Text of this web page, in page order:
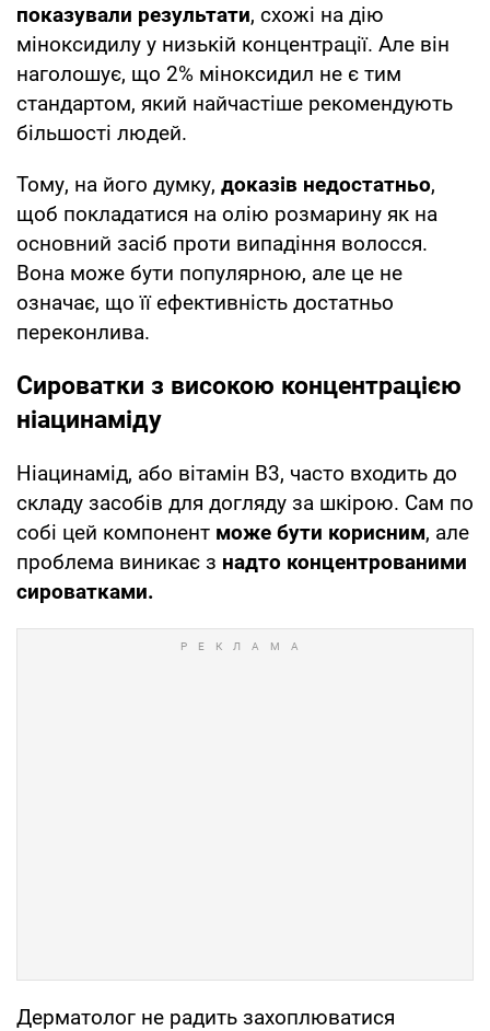
показували результати, схожі на дію
міноксидилу у низькій концентрації. Але він
наголошує, що 2% міноксидил не є тим
стандартом, який найчастіше рекомендують
більшості людей.
Тому, на його думку, доказів недостатньо,
щоб покладатися на олію розмарину як на
основний засіб проти випадіння волосся.
Вона може бути популярною, але це не
означає, що її ефективність достатньо
переконлива.
Сироватки з високою концентрацією
ніацинаміду
Ніацинамід, або вітамін B3, часто входить до
складу засобів для догляду за шкірою. Сам по
собі цей компонент може бути корисним, але
проблема виникає з надто концентрованими
сироватками.
Дерматолог не радить захоплюватися